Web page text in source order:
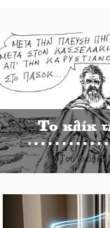
Το κλίκ
Του Ανδρέα